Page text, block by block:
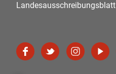
Landesausschreibungsblatt